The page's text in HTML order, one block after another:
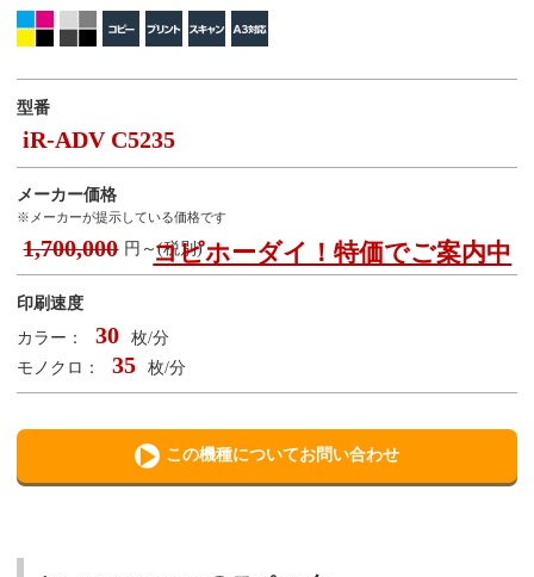
型番
iR-ADV C5235
メーカー価格
※メーカーが提示している価格です
1,700,000 円～(税別)
コピホーダイ！特価でご案内中
印刷速度
カラー：
30
枚/分
モノクロ：
35 枚/分
この機種についてお問い合わせ